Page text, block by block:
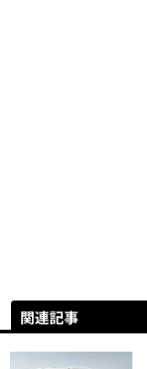
関連記事